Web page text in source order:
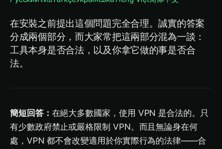
在安裝之前提出這個問題完全合理。誠實的答案
分成兩個部分，而大家常把這兩部分混為一談：
工具本身是否合法，以及你拿它做的事是否合
法。
簡短回答： 在絕大多數國家，使用 VPN 是合法的。只
有少數政府禁止或嚴格限制 VPN。而且無論身在何
處，VPN 都不會改變適用於你實際行為的法律——合